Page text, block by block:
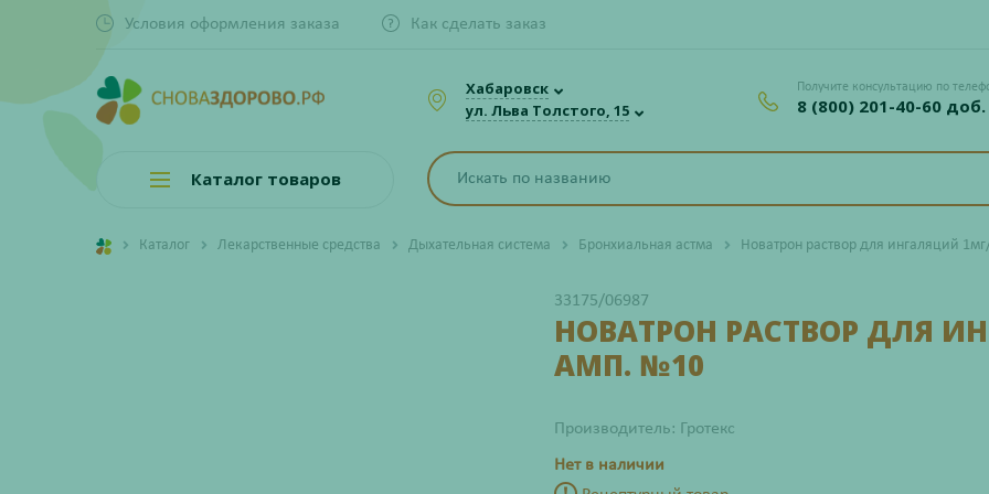
Условия оформления заказа Как сделать заказ
Хабаровск
ул. Льва Толстого, 15
Получите консультацию по
8 (800) 201-40-60 доб.
Каталог товаров
Каталог Лекарственные средства Дыхательная система Бронхиальная астма Новатрон раствор для ингаляций
33175/06987
НОВАТРОН РАСТВОР ДЛЯ
АМП. №10
Производитель: Гротекс
Нет в наличии